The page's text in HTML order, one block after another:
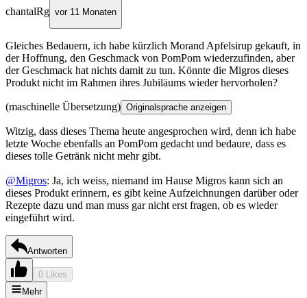
chantalRg vor 11 Monaten
Gleiches Bedauern, ich habe kürzlich Morand Apfelsirup gekauft, in
der Hoffnung, den Geschmack von PomPom wiederzufinden, aber
der Geschmack hat nichts damit zu tun. Könnte die Migros dieses
Produkt nicht im Rahmen ihres Jubiläums wieder hervorholen?
(maschinelle Übersetzung) Originalsprache anzeigen
Witzig, dass dieses Thema heute angesprochen wird, denn ich habe
letzte Woche ebenfalls an PomPom gedacht und bedaure, dass es
dieses tolle Getränk nicht mehr gibt.
@Migros: Ja, ich weiss, niemand im Hause Migros kann sich an
dieses Produkt erinnern, es gibt keine Aufzeichnungen darüber oder
Rezepte dazu und man muss gar nicht erst fragen, ob es wieder
eingeführt wird.
Antworten
0 Likes
Mehr